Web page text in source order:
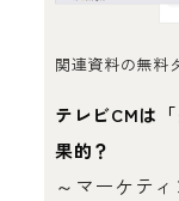
関連資料の無料
テレビCMは
果的？
～マーケテ